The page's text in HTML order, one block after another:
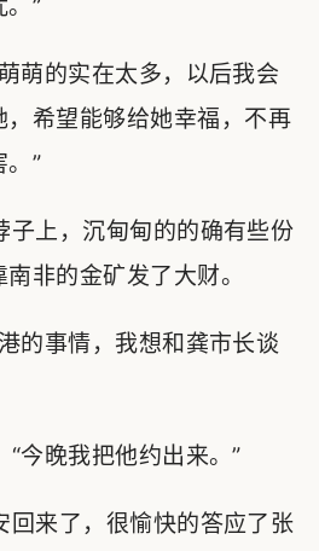
”
萌的实在太多，以后我会
希望能够给她幸福，不再
”
上，沉甸甸的的确有些份
非的金矿发了大财。
的事情，我想和龚市长谈
今晚我把他约出来。”
来了，很愉快的答应了张